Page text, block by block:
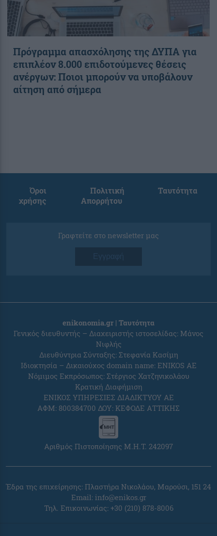
Πρόγραμμα απασχόλησης της ΔΥΠΑ για
επιπλέον 8.000 επιδοτούμενες θέσεις
ανέργων: Ποιοι μπορούν να υποβάλουν
αίτηση από σήμερα
Όροι
χρήσης
Πολιτική
Απορρήτου
Ταυτότητα
Γραφτείτε στο newsletter μας
Εγγραφή
enikonomia.gr | Ταυτότητα
Γενικός διευθυντής – Διαχειριστής ιστοσελίδας: Μάνος
Νιφλής
Διευθύντρια Σύνταξης: Στεφανία Κασίμη
Ιδιοκτησία – Δικαιούχος domain name: ENIKOS AE
Νόμιμος Εκπρόσωπος: Στέργιος Χατζηνικολάου
Κρατική Διαφήμιση
ΕΝΙΚΟΣ ΥΠΗΡΕΣΙΕΣ ΔΙΑΔΙΚΤΥΟΥ ΑΕ
ΑΦΜ: 800384700 ΔΟΥ: ΚΕΦΟΔΕ ΑΤΤΙΚΗΣ
Αριθμός Πιστοποίησης Μ.Η.Τ. 242097
Έδρα της επιχείρησης: Πλαστήρα Νικολάου, Μαρούσι, 151 24
Email: info@enikos.gr
Τηλ. Επικοινωνίας: +30 (210) 878-8006